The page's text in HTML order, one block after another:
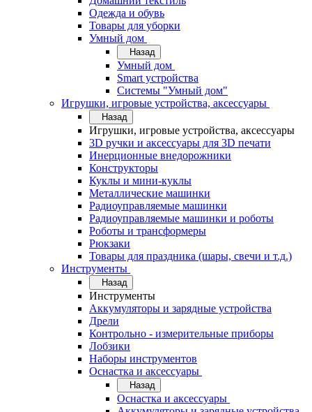
Одежда и обувь
Товары для уборки
Умный дом
Назад
Умный дом
Smart устройства
Системы "Умный дом"
Игрушки, игровые устройства, аксессуары
Назад
Игрушки, игровые устройства, аксессуары
3D ручки и аксессуары для 3D печати
Инерционные внедорожники
Конструкторы
Куклы и мини-куклы
Металлические машинки
Радиоуправляемые машинки
Радиоуправляемые машинки и роботы
Роботы и трансформеры
Рюкзаки
Товары для праздника (шары, свечи и т.д.)
Инструменты
Назад
Инструменты
Аккумуляторы и зарядные устройства
Дрели
Контрольно - измерительные приборы
Лобзики
Наборы инструментов
Оснастка и аксессуары
Назад
Оснастка и аксессуары